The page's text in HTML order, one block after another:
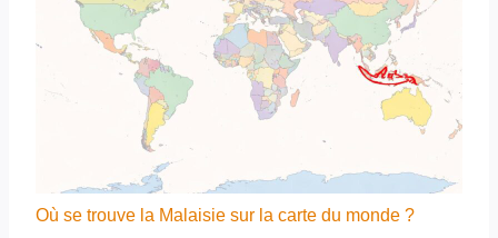
Où se trouve la Malaisie sur la carte du monde ?